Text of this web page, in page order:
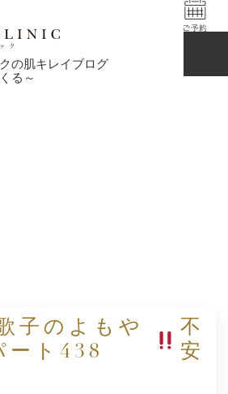
の肌キレイブログ
る～
子のよもや
ート438
不
安